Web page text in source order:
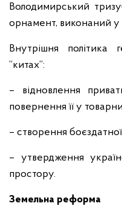
Володимирський
орнамент, виконаний у
Внутрішня політика
“китах”:
– відновлення
повернення її у
– створення боєздатної
– утвердження
простору.
Земельна реформа